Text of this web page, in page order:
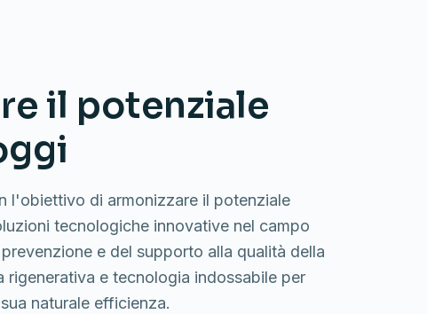
il potenziale
l'obiettivo di armonizzare il potenziale
tecnologiche innovative nel campo
e del supporto alla qualità della
rigenerativa e tecnologia indossabile per
naturale efficienza.